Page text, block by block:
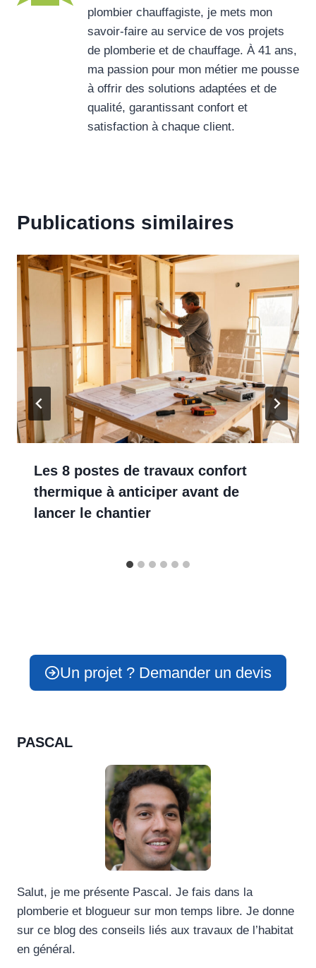
plombier chauffagiste, je mets mon
savoir-faire au service de vos projets
de plomberie et de chauffage. À 41 ans,
ma passion pour mon métier me pousse
à offrir des solutions adaptées et de
qualité, garantissant confort et
satisfaction à chaque client.
Publications similaires
Les 8 postes de travaux confort
thermique à anticiper avant de
lancer le chantier
Un projet ? Demander un devis
PASCAL
Salut, je me présente Pascal. Je fais dans la
plomberie et blogueur sur mon temps libre. Je donne
sur ce blog des conseils liés aux travaux de l’habitat
en général.